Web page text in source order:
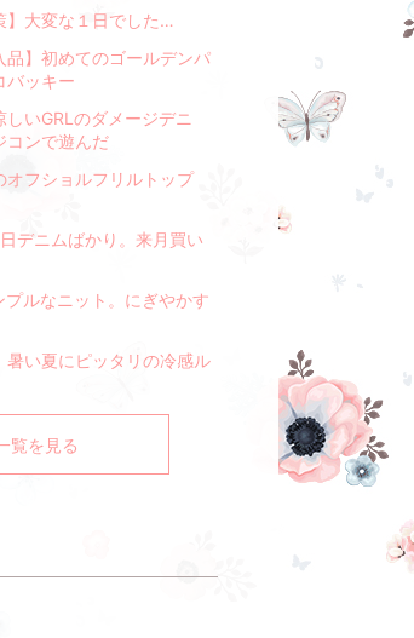
】大変な１日でした…
品】初めてのゴールデンパ
バッキー
しいGRLのダメージデニ
コンで遊んだ
オフショルフリルトップ
デニムばかり。来月買い
プルなニット。にぎやかす
暑い夏にピッタリの冷感ル
覧を見る